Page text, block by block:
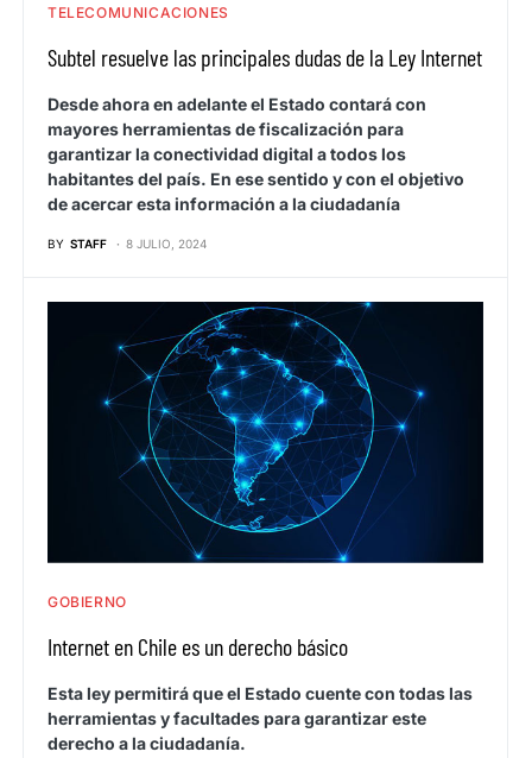
TELECOMUNICACIONES
Subtel resuelve las principales dudas de la Ley Internet
Desde ahora en adelante el Estado contará con
mayores herramientas de fiscalización para
garantizar la conectividad digital a todos los
habitantes del país. En ese sentido y con el objetivo
de acercar esta información a la ciudadanía
BY STAFF 8 JULIO, 2024
GOBIERNO
Internet en Chile es un derecho básico
Esta ley permitirá que el Estado cuente con todas las
herramientas y facultades para garantizar este
derecho a la ciudadanía.